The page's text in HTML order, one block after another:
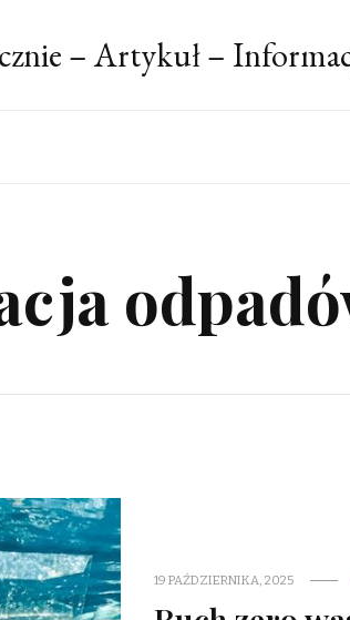
– Artykuł –
19 PAŹDZIERNIKA, 2025